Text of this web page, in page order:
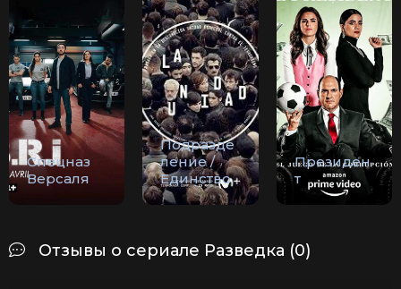
Спецназ
Версаля
Подразде
ление /
Единство
Президен
т
Отзывы о сериале Разведка (0)